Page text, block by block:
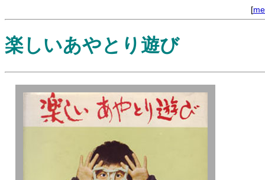
[
楽しいあやとり遊び